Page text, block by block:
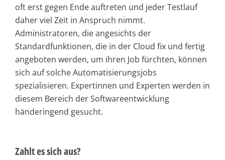
oft erst gegen Ende auftreten und jeder Testlauf
daher viel Zeit in Anspruch nimmt.
Administratoren, die angesichts der
Standardfunktionen, die in der Cloud fix und fertig
angeboten werden, um ihren Job fürchten, können
sich auf solche Automatisierungsjobs
spezialisieren. Expertinnen und Experten werden in
diesem Bereich der Softwareentwicklung
händeringend gesucht.
Zahlt es sich aus?